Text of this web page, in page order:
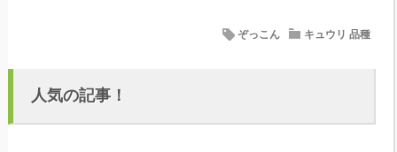
ぞっこん キュウリ 品種
人気の記事！